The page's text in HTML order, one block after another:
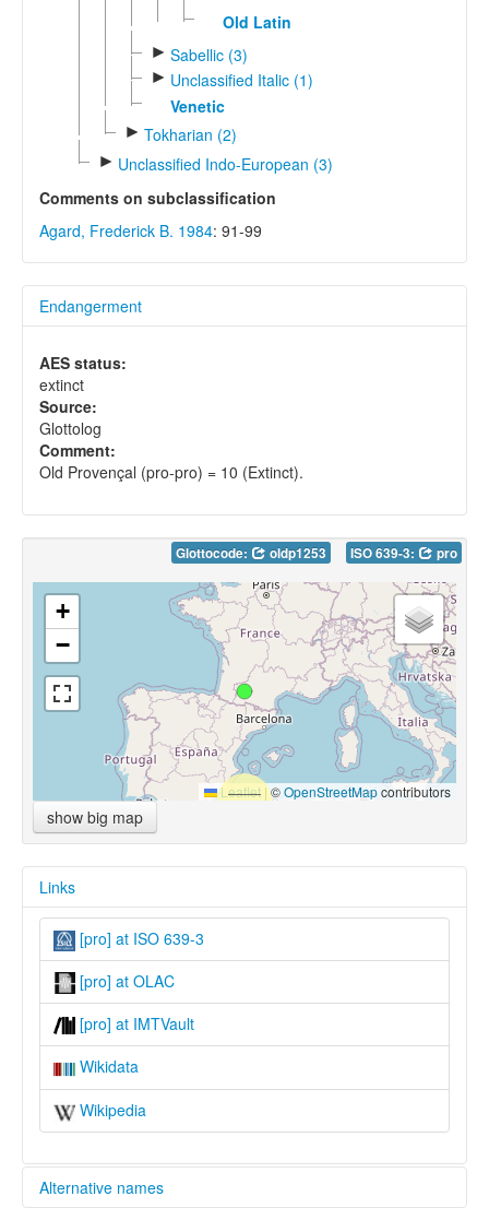
Old Latin
► Sabellic (3)
► Unclassified Italic (1)
Venetic
► Tokharian (2)
► Unclassified Indo-European (3)
Comments on subclassification
Agard, Frederick B. 1984: 91-99
Endangerment
AES status:
extinct
Source:
Glottolog
Comment:
Old Provençal (pro-pro) = 10 (Extinct).
Glottocode: oldp1253 ISO 639-3: pro
+
−
Leaflet |©OpenStreetMapcontributors
show big map
Links
[pro] at ISO 639-3
[pro] at OLAC
[pro] at IMTVault
Wikidata
Wikipedia
Alternative names